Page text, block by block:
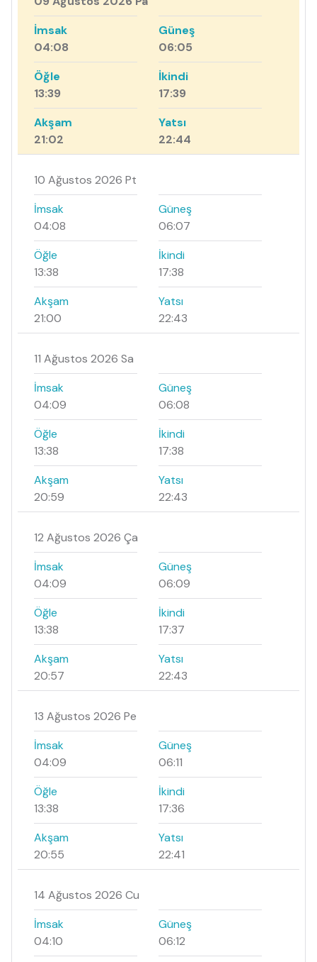
İmsak
04:08
Güneş
06:05
Öğle
13:39
İkindi
17:39
Akşam
21:02
Yatsı
22:44
10 Ağustos 2026 Pt
İmsak
04:08
Güneş
06:07
Öğle
13:38
İkindi
17:38
Akşam
21:00
Yatsı
22:43
11 Ağustos 2026 Sa
İmsak
04:09
Güneş
06:08
Öğle
13:38
İkindi
17:38
Akşam
20:59
Yatsı
22:43
12 Ağustos 2026 Ça
İmsak
04:09
Güneş
06:09
Öğle
13:38
İkindi
17:37
Akşam
20:57
Yatsı
22:43
13 Ağustos 2026 Pe
İmsak
04:09
Güneş
06:11
Öğle
13:38
İkindi
17:36
Akşam
20:55
Yatsı
22:41
14 Ağustos 2026 Cu
İmsak
04:10
Güneş
06:12